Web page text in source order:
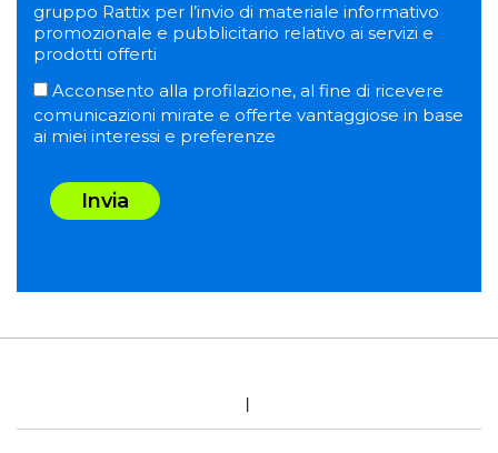
gruppo Rattix per l’invio di materiale informativo
promozionale e pubblicitario relativo ai servizi e
prodotti offerti
Acconsento alla profilazione, al fine di ricevere
comunicazioni mirate e offerte vantaggiose in base
ai miei interessi e preferenze
Invia